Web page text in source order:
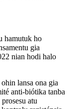
hamutuk ho
gia
nian hodi halo
lansa ona gia
anti-biótika tanba
atu